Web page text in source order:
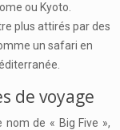
ou Kyoto.
plus attirés par des
un safari en
de voyage
nom de « Big Five »,